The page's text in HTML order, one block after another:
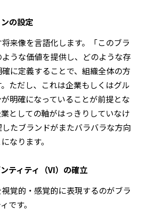
の設定
来像を言語化します。「このブラ
うな価値を提供し、どのような存
に定義することで、組織全体の方
ただし、これは企業もしくはグル
明確になっていることが前提とな
としての軸がはっきりしていなけ
たブランドがまたバラバラな方向
なります。
ティティ（VI）の確立
覚的・感覚的に表現するのがブラ
です。